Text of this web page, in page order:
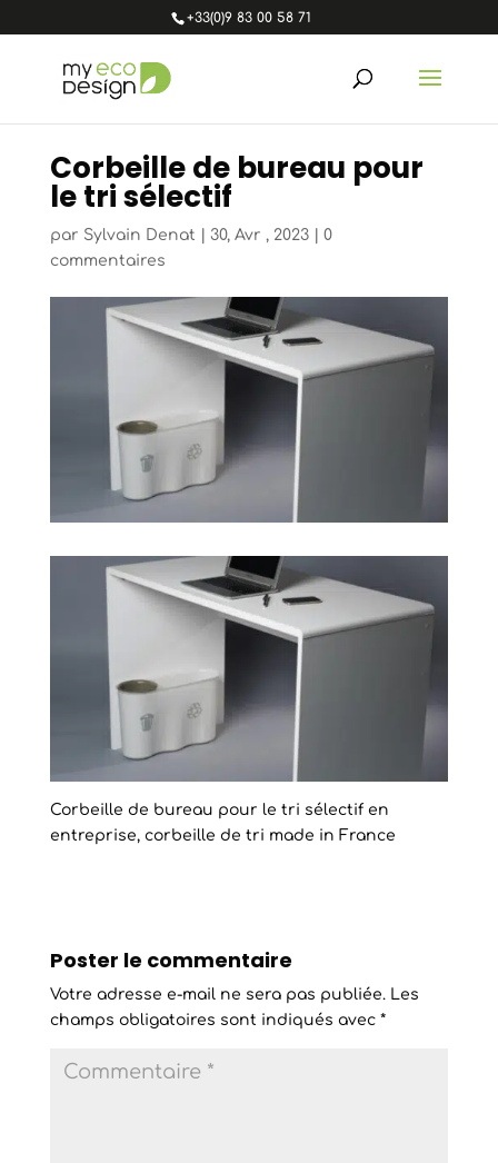
+33(0)9 83 00 58 71
Corbeille de bureau pour
le tri sélectif
par Sylvain Denat 30, Avr , 2023| 0
commentaires
Corbeille de bureau pour le tri sélectif en
entreprise, corbeille de tri made in France
Poster le commentaire
Votre adresse e-mail ne sera pas publiée. Les
champs obligatoires sont indiqués avec *